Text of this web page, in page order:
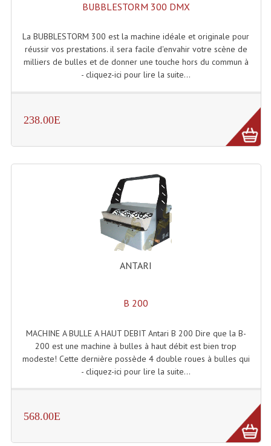
Enceintes Passives Sono
Retours De Scène
Caisson De Basse Amplifié
Enceintes Hifi
Enceintes Monitoring
Filtres Actifs, Correcteurs
Filtres Passifs
Haut-Parleurs Amplis Guitare
Moteurs Pavillons Pour Enceinte
BUBBLESTORM 300 DMX
La BUBBLESTORM 300 est la machine idéale et originale pour
réussir vos prestations. il sera facile d'envahir votre scène de
milliers de bulles et de donner une touche hors du commun à
- cliquez-ici pour lire la suite...
238.00E
ANTARI
B 200
MACHINE A BULLE A HAUT DEBIT Antari B 200 Dire que la B-
200 est une machine à bulles à haut débit est bien trop
modeste! Cette dernière possède 4 double roues à bulles qui
- cliquez-ici pour lire la suite...
568.00E